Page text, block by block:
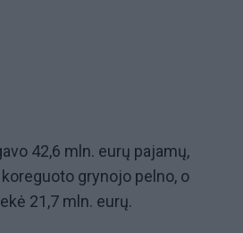
42,6 mln. eurų pajamų,
grynojo pelno, o
21,7 mln. eurų.